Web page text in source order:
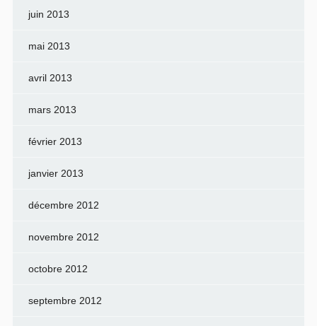
juin 2013
mai 2013
avril 2013
mars 2013
février 2013
janvier 2013
décembre 2012
novembre 2012
octobre 2012
septembre 2012